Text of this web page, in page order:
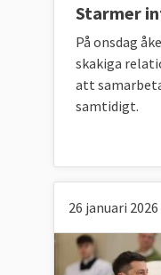
Starmer
På onsdag
skakiga
att
samtidigt.
26 januari 2026